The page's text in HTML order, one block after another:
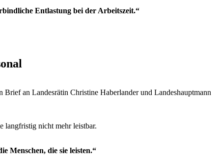
Entlastung bei der Arbeitszeit.“
an Landesrätin Christine Haberlander und Landeshauptmann
langfristig nicht mehr leistbar.
Menschen, die sie leisten.“